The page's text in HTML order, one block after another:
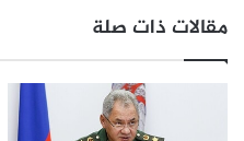
مقالات ذات صلة